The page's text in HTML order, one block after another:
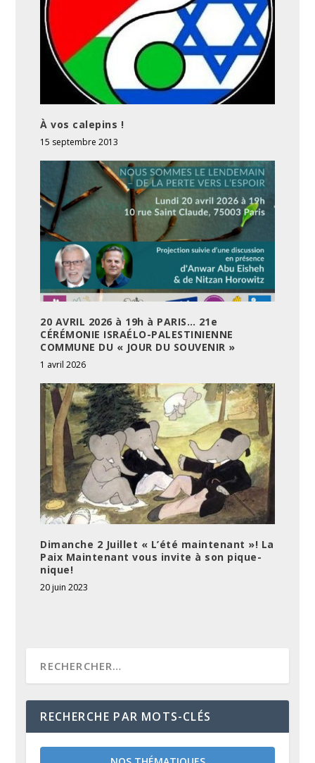
À vos calepins !
15 septembre 2013
20 AVRIL 2026 à 19h à PARIS… 21e
CÉRÉMONIE ISRAÉLO-PALESTINIENNE
COMMUNE DU « JOUR DU SOUVENIR »
1 avril 2026
Dimanche 2 Juillet « L’été maintenant »! La
Paix Maintenant vous invite à son pique-
nique!
20 juin 2023
RECHERCHE PAR MOTS-CLÉS